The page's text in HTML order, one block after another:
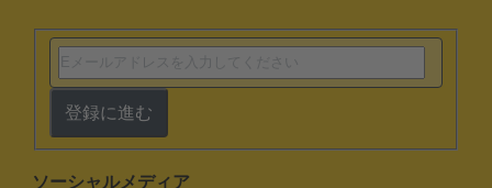
登録に進む
ソーシャルメディア